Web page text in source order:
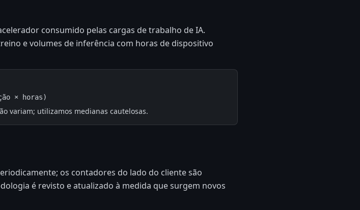
consumido pelas cargas de trabalho de IA.
e volumes de inferência com horas de dispositivo
× horas)
variam; utilizamos medianas cautelosas.
os contadores do lado do cliente são
é revisto e atualizado à medida que surgem novos